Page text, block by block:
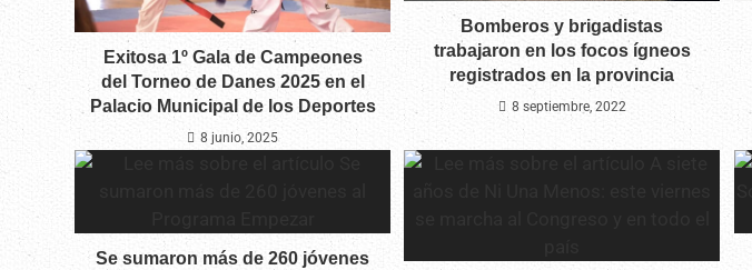
Exitosa 1º Gala de Campeones
del Torneo de Danes 2025 en el
Palacio Municipal de los Deportes
8 junio, 2025
Bomberos y brigadistas
trabajaron en los focos ígneos
registrados en la provincia
8 septiembre, 2022
Se sumaron más de 260 jóvenes